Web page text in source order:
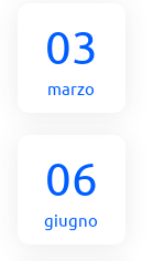
03
marzo
06
giugno